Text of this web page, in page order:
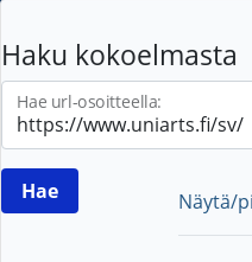
Haku kokoelmasta
Hae url-osoitteella:
Näytä/